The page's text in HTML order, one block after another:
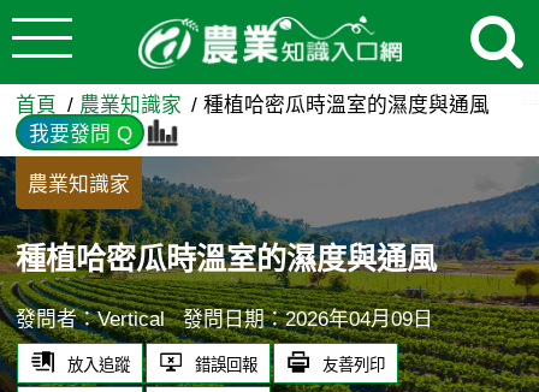
跳到主要內容
種植哈密瓜時溫室的濕度與
首頁 農業知識家
種植哈密瓜時溫室的濕度與通風
我要發問 Q
農業知識家
種植哈密瓜時溫室的濕度與通風
發問者：Vertical 發問日期：2026年04月09日
放入追蹤 錯誤回報 友善列印